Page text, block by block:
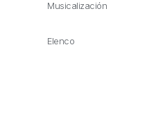
Musicalización
Elenco